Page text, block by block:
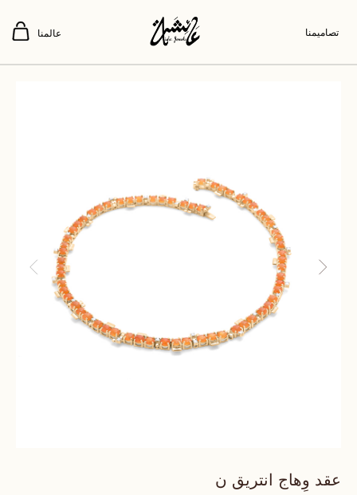
تصاميمنا عالمنا
عقد وِهاج انتريق ن